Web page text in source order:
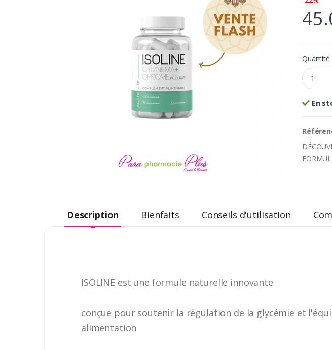
Quantité
En
Description Bienfaits Conseils d'utilisation
ISOLINE est une formule naturelle innovante
conçue pour soutenir la régulation de la glycémie et
alimentation